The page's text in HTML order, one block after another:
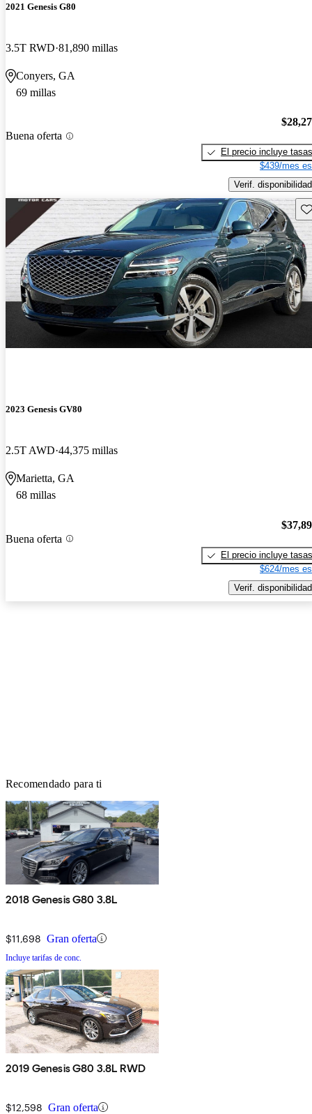
2021 Genesis G80
3.5T RWD 81,890 millas
Conyers, GA
69 millas
Buena oferta
El precio incluye tasas
$439/mes
Verif. disponibilidad
2023 Genesis GV80
2.5T AWD 44,375 millas
Marietta, GA
68 millas
Buena oferta
El precio incluye tasas
$624/mes
Verif. disponibilidad
Recomendado para ti
2018 Genesis G80 3.8L
$11,698 Gran oferta
Incluye tarifas de conc.
2019 Genesis G80 3.8L RWD
$12,598 Gran oferta